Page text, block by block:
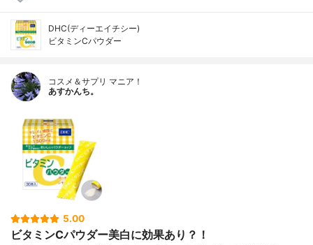
DHC(ディーエイチシー)
ビタミンCパウダー
コスメ＆サプリ マニア！
あすかんち。
5.00
ビタミンCパウダー美白に効果あり？！